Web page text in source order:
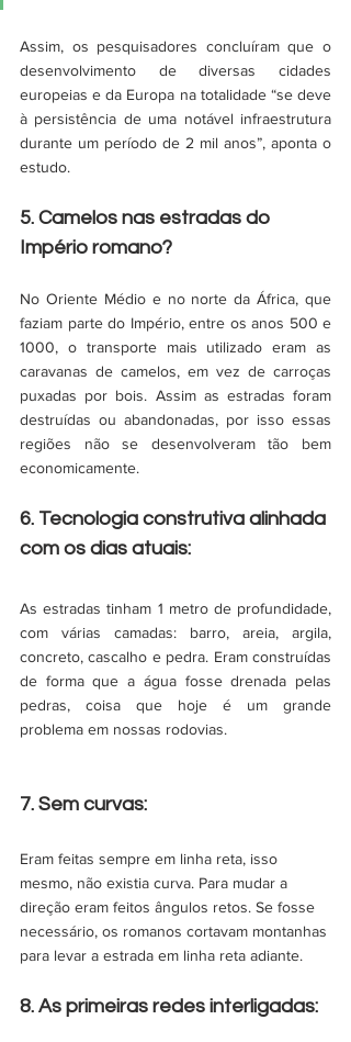
Assim, os pesquisadores concluíram que o
desenvolvimento de diversas cidades
europeias e da Europa na totalidade “se deve
à persistência de uma notável infraestrutura
durante um período de 2 mil anos”, aponta o
estudo.
5. Camelos nas estradas do
Império romano?
No Oriente Médio e no norte da África, que
faziam parte do Império, entre os anos 500 e
1000, o transporte mais utilizado eram as
caravanas de camelos, em vez de carroças
puxadas por bois. Assim as estradas foram
destruídas ou abandonadas, por isso essas
regiões não se desenvolveram tão bem
economicamente.
6. Tecnologia construtiva alinhada
com os dias atuais:
As estradas tinham 1 metro de profundidade,
com várias camadas: barro, areia, argila,
concreto, cascalho e pedra. Eram construídas
de forma que a água fosse drenada pelas
pedras, coisa que hoje é um grande
problema em nossas rodovias.
7. Sem curvas:
Eram feitas sempre em linha reta, isso
mesmo, não existia curva. Para mudar a
direção eram feitos ângulos retos. Se fosse
necessário, os romanos cortavam montanhas
para levar a estrada em linha reta adiante.
8. As primeiras redes interligadas: